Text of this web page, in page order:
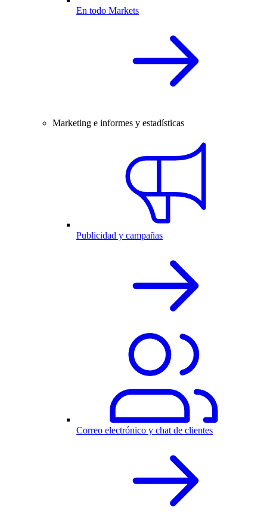
En todo Markets
Marketing e informes y estadísticas
Publicidad y campañas
Correo electrónico y chat de clientes